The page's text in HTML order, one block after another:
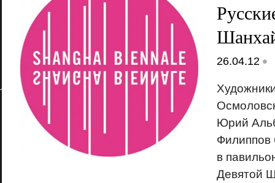
26.04.12 •
Юрий
Филиппов
в
Девятой